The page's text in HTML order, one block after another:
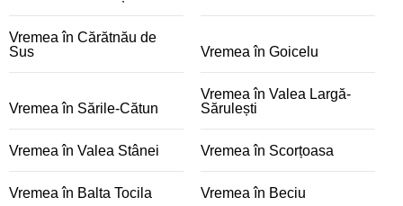
Vremea în Cărătnău de
Sus
Vremea în Goicelu
Vremea în Sările-Cătun
Vremea în Valea Largă-
Sărulești
Vremea în Valea Stânei Vremea în Scorțoasa
Vremea în Balta Tocila Vremea în Beciu